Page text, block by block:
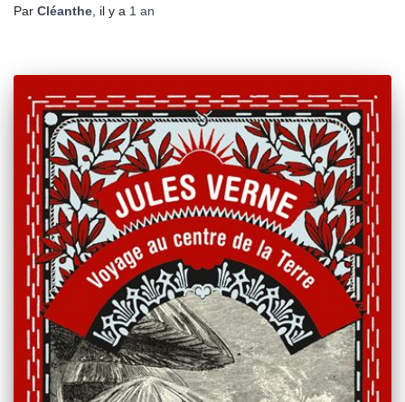
Par Cléanthe , il y a 1 an